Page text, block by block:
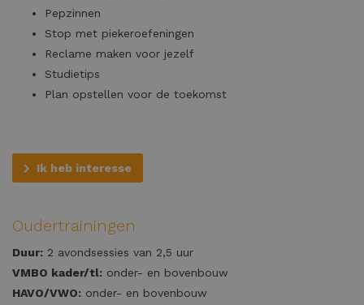
Pepzinnen
Stop met piekeroefeningen
Reclame maken voor jezelf
Studietips
Plan opstellen voor de toekomst
Ik heb interesse
Oudertrainingen
Duur: 2 avondsessies van 2,5 uur
VMBO kader/tl: onder- en bovenbouw
HAVO/VWO: onder- en bovenbouw